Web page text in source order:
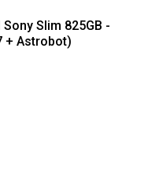
Slim 825GB -
+ Astrobot)